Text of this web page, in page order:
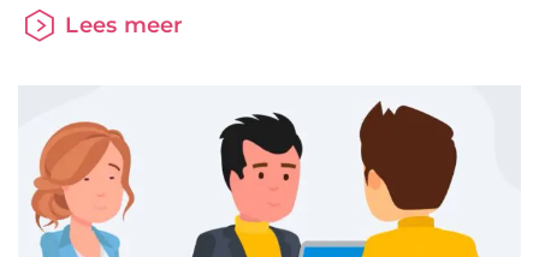
vervolgens krijg je binnen twee minuten de
het adviespakket. Op dit moment kan je data
Lees meer